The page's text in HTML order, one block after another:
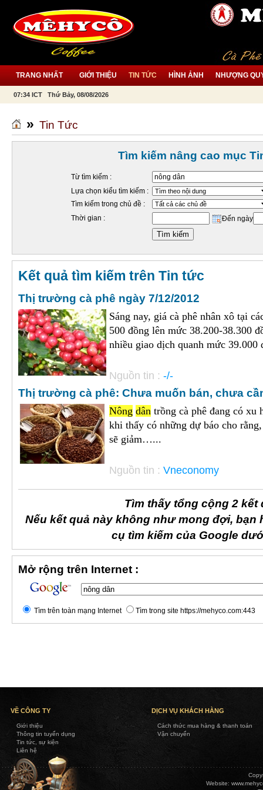
TRANG NHẤT GIỚI THIỆU TIN TỨC HÌNH ẢNH NHƯỢNG
07:34 ICT Thứ Bảy, 08/08/2026
» Tin Tức
Tìm kiếm nâng cao mục
Từ tìm kiếm :
Lựa chọn kiểu tìm kiếm :
Tìm kiếm trong chủ đề :
Thời gian :
Đến ngày
Kết quả tìm kiếm trên Tin tức
Thị trường cà phê ngày 7/12/2012
Sáng nay, giá cà phê nhân xô tại
500 đồng lên mức 38.200-38.300
nhiều giao dịch quanh mức 39.000
Nguồn tin : -/-
Thị trường cà phê: Chưa muốn bán, chưa
Nông dân trồng cà phê đang có xu
khi thấy có những dự báo cho
sẽ giảm…...
Nguồn tin : Vneconomy
Tìm thấy tổng cộng 2 kết
Nếu kết quả này không như mong đợi,
cụ tìm kiếm của Google
Mở rộng trên Internet :
Tìm trên toàn mạng Internet Tìm trong site https://mehyco.com:443
VỀ CÔNG TY
Giới thiệu
Thông tin tuyển dụng
Tin tức, sự kiện
Liên hệ
DỊCH VỤ KHÁCH HÀNG
Cách thức mua hàng & thanh toán
Vận chuyển
Website: